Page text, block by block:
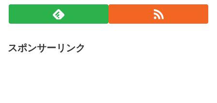
スポンサーリンク